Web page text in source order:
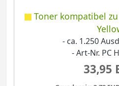
Toner kompatibel
- ca. 1.250
- Art-Nr. PC
33,95